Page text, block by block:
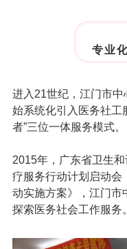
专业
进入21世纪，江门市
始系统化引入医务社工
者”三位一体服务模式。
2015年，广东省卫生
疗服务行动计划启动会
动实施方案》，江门市
探索医务社会工作服务。